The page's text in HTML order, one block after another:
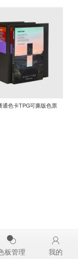
通色卡TPG可撕版色票
板管理 我的